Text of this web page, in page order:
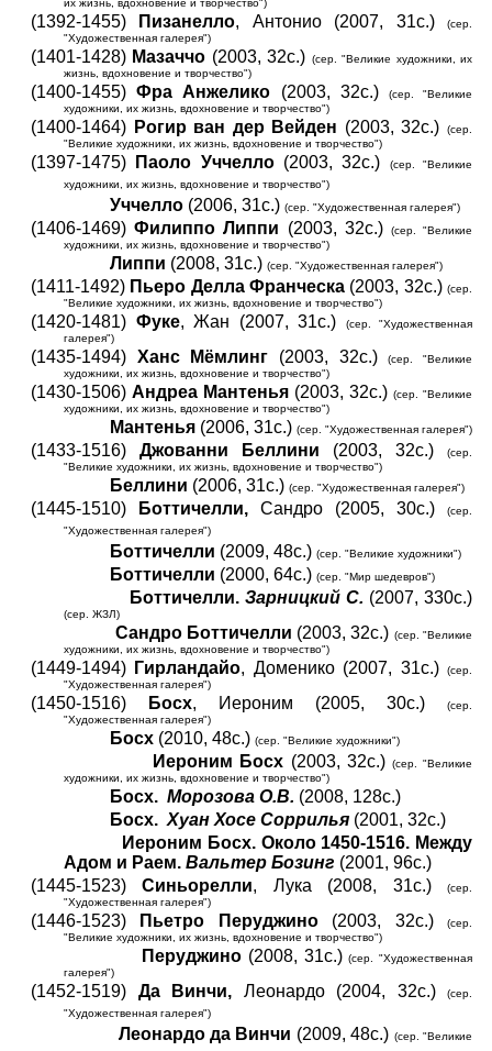
их жизнь, вдохновение и творчество")
(1392-1455) Пизанелло, Антонио (2007, 31с.)(сер.
"Художественная галерея")
(1401-1428) Мазаччо (2003, 32с.) (сер. "Великие художники, их
жизнь, вдохновение и творчество")
(1400-1455)Фра Анжелико (2003, 32с.)
(сер. "Великие
художники, их жизнь, вдохновение и творчество")
(1400-1464) Рогир ван дер Вейден (2003, 32с.)(сер.
"Великие художники, их жизнь, вдохновение и творчество")
(1397-1475) Паоло Уччелло(2003, 32с.)
(сер. "Великие
художники, их жизнь, вдохновение и творчество")
Уччелло (2006, 31с.) (сер. "Художественная галерея")
(1406-1469)Филиппо Липпи (2003, 32с.)
(сер. "Великие
художники, их жизнь, вдохновение и творчество")
Липпи (2008, 31с.) (сер. "Художественная галерея")
(1411-1492) Пьеро Делла Франческа (2003, 32с.)(сер.
"Великие художники, их жизнь, вдохновение и творчество")
(1420-1481) Фуке, Жан (2007, 31с.)
(сер. "Художественная
галерея")
(1435-1494) Ханс Мёмлинг (2003, 32с.)(сер. "Великие
художники, их жизнь, вдохновение и творчество")
(1430-1506) Андреа Мантенья (2003, 32с.) (сер. "Великие
художники, их жизнь, вдохновение и творчество")
Мантенья (2006, 31с.) (сер. "Художественная галерея")
(1433-1516) Джованни Беллини (2003, 32с.)
(сер.
"Великие художники, их жизнь, вдохновение и творчество")
Беллини (2006, 31с.) (сер. "Художественная галерея")
(1445-1510) Боттичелли, Сандро (2005, 30с.)
(сер.
"Художественная галерея")
Боттичелли (2009, 48с.) (сер. "Великие художники")
Боттичелли (2000, 64с.) (сер. "Мир шедевров")
Боттичелли. Зарницкий С. (2007, 330с.)
(сер. ЖЗЛ)
Сандро Боттичелли (2003, 32с.) (сер. "Великие
художники, их жизнь, вдохновение и творчество")
(1449-1494) Гирландайо, Доменико (2007, 31с.)(сер.
"Художественная галерея")
(1450-1516) Босх, Иероним (2005, 30с.)
(сер.
"Художественная галерея")
Босх (2010, 48с.) (сер. "Великие художники")
Иероним Босх (2003, 32с.) (сер. "Великие
художники, их жизнь, вдохновение и творчество")
Босх. Морозова О.В. (2008, 128с.)
Босх. Хуан Хосе Cоррилья (2001, 32с.)
Иероним Босх. Около 1450-1516. Между
Адом и Раем. Вальтер Бозинг (2001, 96с.)
(1445-1523)Синьорелли, Лука (2008, 31с.)(сер.
"Художественная галерея")
(1446-1523) Пьетро Перуджино(2003, 32с.)(сер.
"Великие художники, их жизнь, вдохновение и творчество")
Перуджино (2008, 31с.)(сер. "Художественная
галерея")
(1452-1519) Да Винчи, Леонардо (2004, 32с.)
(сер.
"Художественная галерея")
Леонардо да Винчи (2009, 48с.) (сер. "Великие